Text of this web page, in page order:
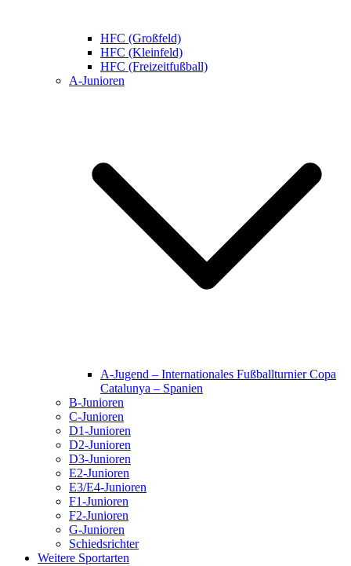
HFC (Großfeld)
HFC (Kleinfeld)
HFC (Freizeitfußball)
A-Junioren
A-Jugend – Internationales Fußballturnier Copa
Catalunya – Spanien
B-Junioren
C-Junioren
D1-Junioren
D2-Junioren
D3-Junioren
E2-Junioren
E3/E4-Junioren
F1-Junioren
F2-Junioren
G-Junioren
Schiedsrichter
Weitere Sportarten